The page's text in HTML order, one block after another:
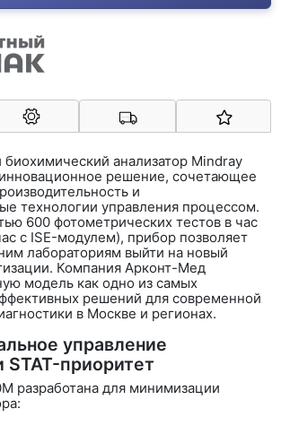
Арконт-Мед
анализатор Mindray
решение, сочетающее
и
технологии управления процессом.
600 фотометрических тестов в час
с ISE-модулем), прибор позволяет
лабораториям выйти на новый
Компания Арконт-Мед
модель как одно из самых
решений для современной
в Москве и регионах.
управление
STAT-приоритет
разработана для минимизации